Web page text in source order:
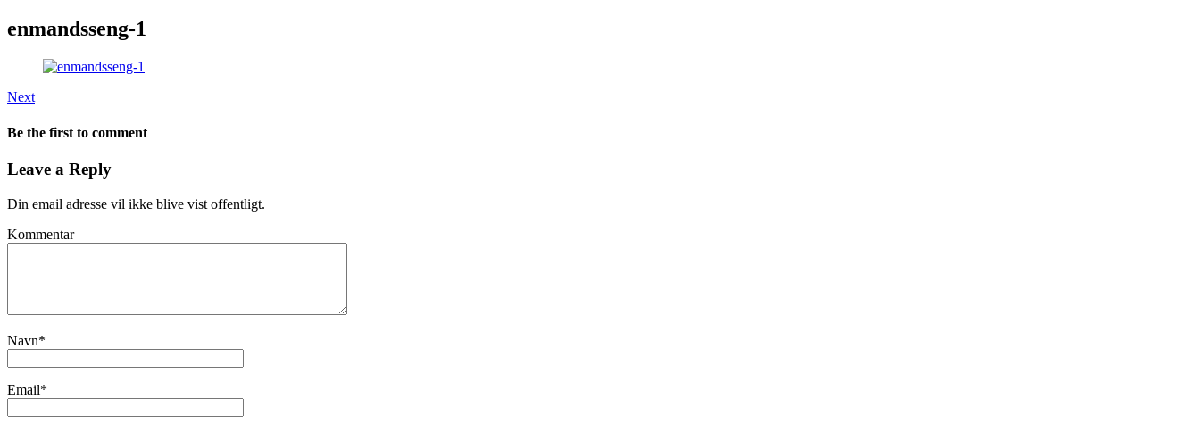
enmandsseng-1
Next
Be the first to comment
Leave a Reply
Din email adresse vil ikke blive vist offentligt.
Kommentar
Navn*
Email*